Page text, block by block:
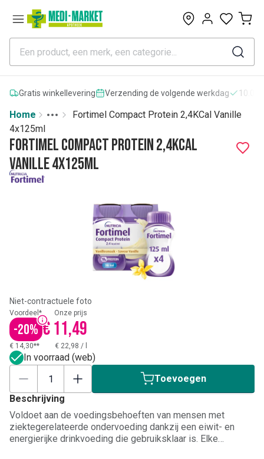
0
Gratis winkellevering Verzending de volgende werkdag
Home
More
Toggle menu
Fortimel Compact Protein 2,4KCal Vanille
4x125ml
Fortimel Compact Protein 2,4KCal
Vanille 4x125ml
Niet-contractuele foto
Voordeel*
-20%
Onze prijs
€ 11,49
€ 14,30** € 22,98 /
In voorraad (web)
Toevoegen
Beschrijving
Voldoet aan de voedingsbehoeften van mensen met
ziektegerelateerde ondervoeding dankzij een eiwit- en
energierijke drinkvoeding die gebruiksklaar is. Elke